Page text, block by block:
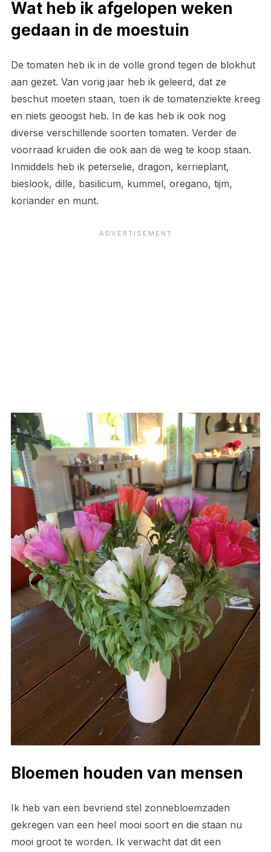
Wat heb ik afgelopen weken
gedaan in de moestuin
De tomaten heb ik in de volle grond tegen de blokhut
aan gezet. Van vorig jaar heb ik geleerd, dat ze
beschut moeten staan, toen ik de tomatenziekte kreeg
en niets geoogst heb. In de kas heb ik ook nog
diverse verschillende soorten tomaten. Verder de
voorraad kruiden die ook aan de weg te koop staan.
Inmiddels heb ik peterselie, dragon, kerrieplant,
bieslook, dille, basilicum, kummel, oregano, tijm,
koriander en munt.
Bloemen houden van mensen
Ik heb van een bevriend stel zonnebloemzaden
gekregen van een heel mooi soort en die staan nu
mooi groot te worden. Ik verwacht dat dit een